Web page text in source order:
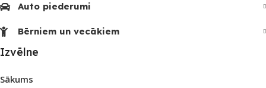
Auto piederumi
Bērniem un vecākiem
Izvēlne
Sākums